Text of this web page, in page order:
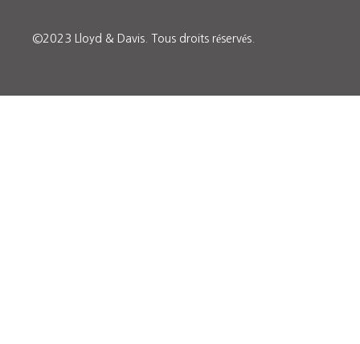
©2023 Lloyd & Davis. Tous droits réservés